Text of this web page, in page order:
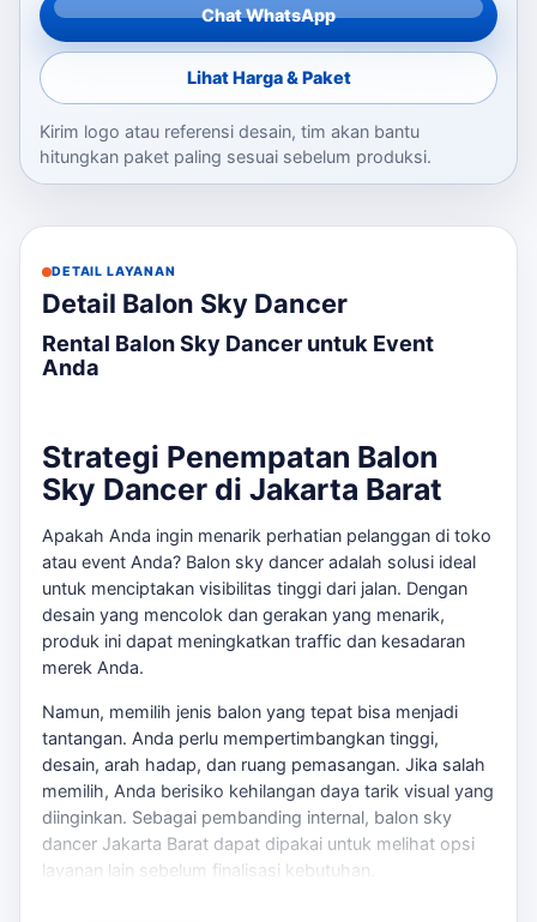
Chat WhatsApp
Lihat Harga & Paket
Kirim logo atau referensi desain, tim akan bantu
hitungkan paket paling sesuai sebelum produksi.
DETAIL LAYANAN
Detail Balon Sky Dancer
Rental Balon Sky Dancer untuk Event
Anda
Strategi Penempatan Balon
Sky Dancer di Jakarta Barat
Apakah Anda ingin menarik perhatian pelanggan di toko
atau event Anda? Balon sky dancer adalah solusi ideal
untuk menciptakan visibilitas tinggi dari jalan. Dengan
desain yang mencolok dan gerakan yang menarik,
produk ini dapat meningkatkan traffic dan kesadaran
merek Anda.
Namun, memilih jenis balon yang tepat bisa menjadi
tantangan. Anda perlu mempertimbangkan tinggi,
desain, arah hadap, dan ruang pemasangan. Jika salah
memilih, Anda berisiko kehilangan daya tarik visual yang
diinginkan. Sebagai pembanding internal, balon sky
dancer Jakarta Barat dapat dipakai untuk melihat opsi
layanan lain sebelum finalisasi kebutuhan.